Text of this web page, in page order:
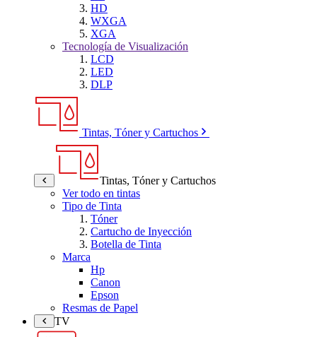
HD
WXGA
XGA
Tecnología de Visualización
LCD
LED
DLP
Tintas, Tóner y Cartuchos
Tintas, Tóner y Cartuchos
Ver todo en tintas
Tipo de Tinta
Tóner
Cartucho de Inyección
Botella de Tinta
Marca
Hp
Canon
Epson
Resmas de Papel
TV